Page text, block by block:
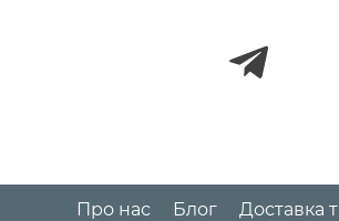
Про нас Блог Доставка